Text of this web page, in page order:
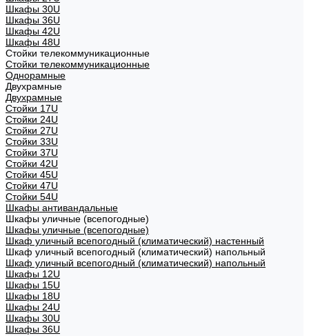
Шкафы 30U
Шкафы 36U
Шкафы 42U
Шкафы 48U
Стойки телекоммуникационные
Стойки телекоммуникационные
Однорамные
Двухрамные
Двухрамные
Стойки 17U
Стойки 24U
Стойки 27U
Стойки 33U
Стойки 37U
Стойки 42U
Стойки 45U
Стойки 47U
Стойки 54U
Шкафы антивандальные
Шкафы уличные (всепогодные)
Шкафы уличные (всепогодные)
Шкаф уличный всепогодный (климатический) настенный
Шкаф уличный всепогодный (климатический) напольный
Шкаф уличный всепогодный (климатический) напольный
Шкафы 12U
Шкафы 15U
Шкафы 18U
Шкафы 24U
Шкафы 30U
Шкафы 36U